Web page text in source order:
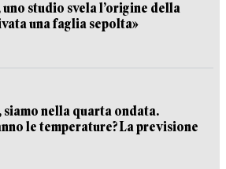
studio svela l’origine della
una faglia sepolta»
siamo nella quarta ondata.
le temperature? La previsione